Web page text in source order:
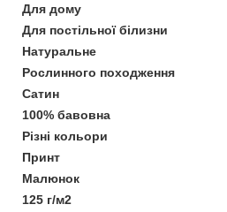
Для дому
Для постільної білизни
Натуральне
Рослинного походження
Сатин
100% бавовна
Різні кольори
Принт
Малюнок
125 г/м2